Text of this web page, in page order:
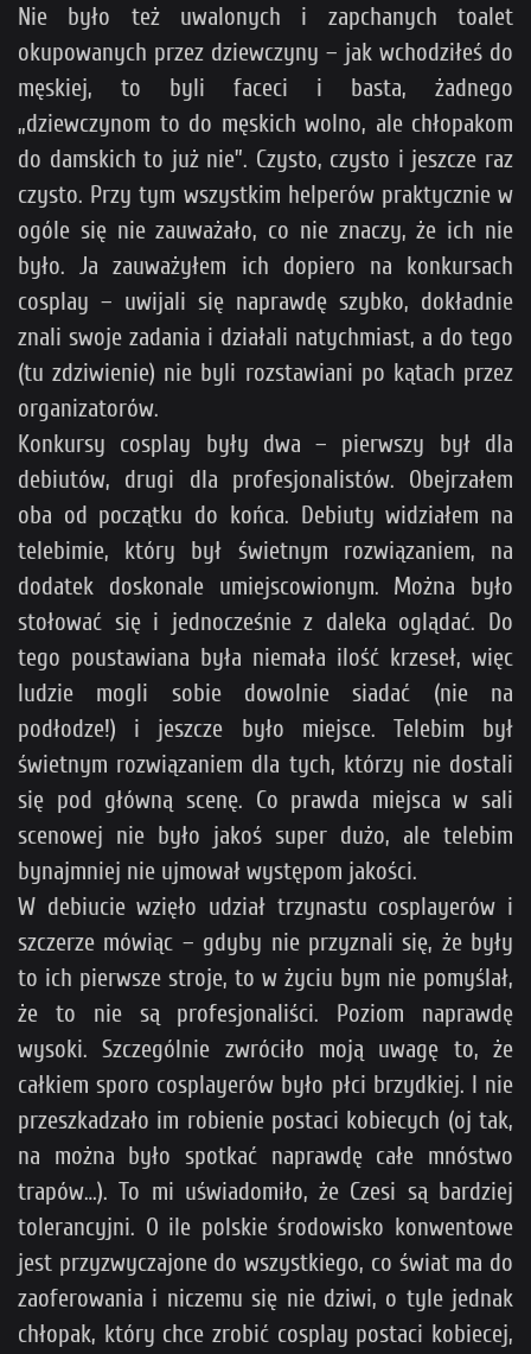
Nie było też uwalonych i zapchanych toalet
okupowanych przez dziewczyny – jak wchodziłeś do
męskiej, to byli faceci i basta, żadnego
„dziewczynom to do męskich wolno, ale chłopakom
do damskich to już nie”. Czysto, czysto i jeszcze raz
czysto. Przy tym wszystkim helperów praktycznie w
ogóle się nie zauważało, co nie znaczy, że ich nie
było. Ja zauważyłem ich dopiero na konkursach
cosplay – uwijali się naprawdę szybko, dokładnie
znali swoje zadania i działali natychmiast, a do tego
(tu zdziwienie) nie byli rozstawiani po kątach przez
organizatorów.
Konkursy cosplay były dwa – pierwszy był dla
debiutów, drugi dla profesjonalistów. Obejrzałem
oba od początku do końca. Debiuty widziałem na
telebimie, który był świetnym rozwiązaniem, na
dodatek doskonale umiejscowionym. Można było
stołować się i jednocześnie z daleka oglądać. Do
tego poustawiana była niemała ilość krzeseł, więc
ludzie mogli sobie dowolnie siadać (nie na
podłodze!) i jeszcze było miejsce. Telebim był
świetnym rozwiązaniem dla tych, którzy nie dostali
się pod główną scenę. Co prawda miejsca w sali
scenowej nie było jakoś super dużo, ale telebim
bynajmniej nie ujmował występom jakości.
W debiucie wzięło udział trzynastu cosplayerów i
szczerze mówiąc – gdyby nie przyznali się, że były
to ich pierwsze stroje, to w życiu bym nie pomyślał,
że to nie są profesjonaliści. Poziom naprawdę
wysoki. Szczególnie zwróciło moją uwagę to, że
całkiem sporo cosplayerów było płci brzydkiej. I nie
przeszkadzało im robienie postaci kobiecych (oj tak,
na można było spotkać naprawdę całe mnóstwo
trapów…). To mi uświadomiło, że Czesi są bardziej
tolerancyjni. O ile polskie środowisko konwentowe
jest przyzwyczajone do wszystkiego, co świat ma do
zaoferowania i niczemu się nie dziwi, o tyle jednak
chłopak, który chce zrobić cosplay postaci kobiecej,